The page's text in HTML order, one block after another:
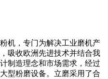
机，专门为解决工业磨机产
吸收欧洲先进技术并结合我
制造理念和市场需求，经过
型粉磨设备。立磨采用了合